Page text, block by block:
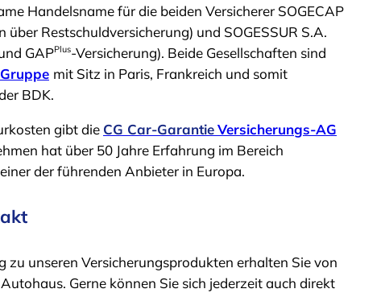
Handelsname für die beiden Versicherer SOGECAP
über Restschuldversicherung) und SOGESSUR S.A.
GAPPlus-Versicherung). Beide Gesellschaften sind
mit Sitz in Paris, Frankreich und somit
BDK.
gibt die CG Car-GarantieVersicherungs-AG
hat über 50 Jahre Erfahrung im Bereich
der führenden Anbieter in Europa.
zu unseren Versicherungsprodukten erhalten Sie von
Gerne können Sie sich jederzeit auch direkt